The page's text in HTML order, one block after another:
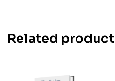
Related